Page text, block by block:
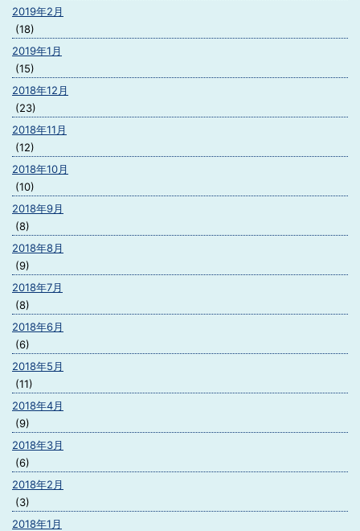
2019年2月
(18)
2019年1月
(15)
2018年12月
(23)
2018年11月
(12)
2018年10月
(10)
2018年9月
(8)
2018年8月
(9)
2018年7月
(8)
2018年6月
(6)
2018年5月
(11)
2018年4月
(9)
2018年3月
(6)
2018年2月
(3)
2018年1月